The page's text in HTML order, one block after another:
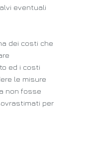
eventuali
dei costi che
ed i costi
le misure
non fosse
per